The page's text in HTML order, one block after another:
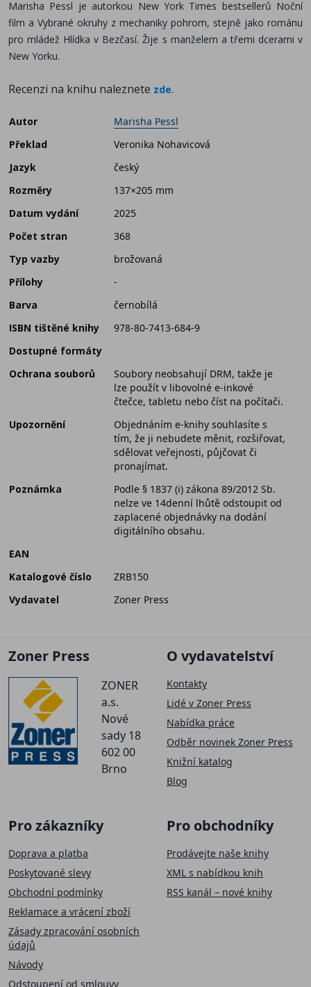
Marisha Pessl je autorkou New York Times bestsellerů Noční
film a Vybrané okruhy z mechaniky pohrom, stejně jako románu
pro mládež Hlídka v Bezčasí. Žije s manželem a třemi dcerami v
New Yorku.
Recenzi na knihu naleznete zde.
Autor
Marisha Pessl
Překlad
Veronika Nohavicová
Jazyk
český
Rozměry
137×205 mm
Datum vydání
2025
Počet stran
368
Typ vazby
brožovaná
Přílohy
-
Barva
černobílá
ISBN tištěné knihy
978-80-7413-684-9
Dostupné formáty
Ochrana souborů
Soubory neobsahují DRM, takže je
lze použít v libovolné e-inkové
čtečce, tabletu nebo číst na počítači.
Upozornění
Objednáním e-knihy souhlasíte s
tím, že ji nebudete měnit, rozšiřovat,
sdělovat veřejnosti, půjčovat či
pronajímat.
Poznámka
Podle § 1837 (i) zákona 89/2012 Sb.
nelze ve 14denní lhůtě odstoupit od
zaplacené objednávky na dodání
digitálního obsahu.
EAN
Katalogové číslo
ZRB150
Vydavatel
Zoner Press
Zoner Press
ZONER
a.s.
Nové
sady 18
602 00
Brno
O vydavatelství
Kontakty
Lidé v Zoner Press
Nabídka práce
Odběr novinek Zoner Press
Knižní katalog
Blog
Pro zákazníky
Doprava a platba
Poskytované slevy
Obchodní podmínky
Reklamace a vrácení zboží
Zásady zpracování osobních
údajů
Návody
Odstoupení od smlouvy
Pro obchodníky
Prodávejte naše knihy
XML s nabídkou knih
RSS kanál – nové knihy